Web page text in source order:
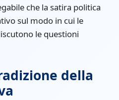
che la satira politica
sul modo in cui le
le questioni
della